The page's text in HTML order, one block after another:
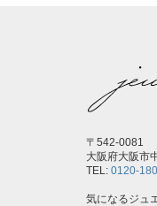
〒542-0081
大阪府大阪市
TEL: 0120-
気になるジュ